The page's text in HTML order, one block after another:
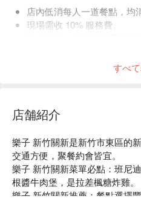
店內低消每人一道餐點，均
現場需收 10% 服務費。
すべ
店舗紹介
樂子 新竹關新是新竹市東區的
交通方便，聚餐約會皆宜。
樂子 新竹關新菜單必點：班尼
根醬牛肉堡，是拉差楓糖炸雞。
樂子 新竹關新推薦：餐點選擇